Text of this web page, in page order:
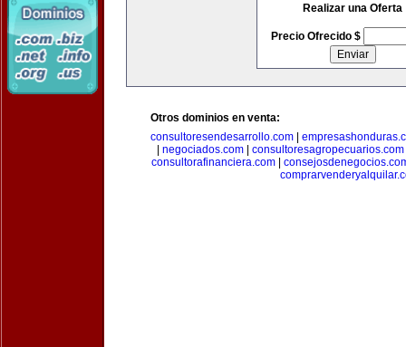
Realizar una Oferta
Precio Ofrecido $
Otros dominios en venta:
consultoresendesarrollo.com
negociados.com consultoresagropecuarios.com
consultorafinanciera.com|